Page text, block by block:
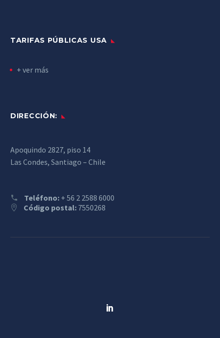
TARIFAS PÚBLICAS USA
+ ver más
DIRECCIÓN:
Apoquindo 2827, piso 14
Las Condes, Santiago – Chile
Teléfono: + 56 2 2588 6000
Código postal: 7550268